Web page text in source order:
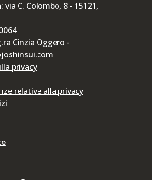
via C. Colombo, 8 - 15121,
Cinzia Oggero -
privacy
relative alla privacy